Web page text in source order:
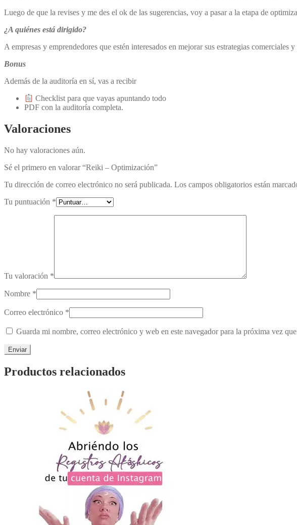
Luego de que la revises y me des el ok de las sugerencias, voy a pasar a la etapa de
¿A quiénes está dirigido?
A empresas y emprendedores que estén interesados en mejorar sus estrategias
Bonus
Además de la auditoría en sí, vas a recibir
Checklist para que vayas apuntando todo
PDF con la auditoría completa.
Valoraciones
No hay valoraciones aún.
Sé el primero en valorar “Reiki – Optimización”
Tu dirección de correo electrónico no será publicada. Los campos obligatorios están
Tu puntuación *
Tu valoración *
Nombre *
Correo electrónico *
Guarda mi nombre, correo electrónico y web en este navegador para la próxima vez
Productos relacionados